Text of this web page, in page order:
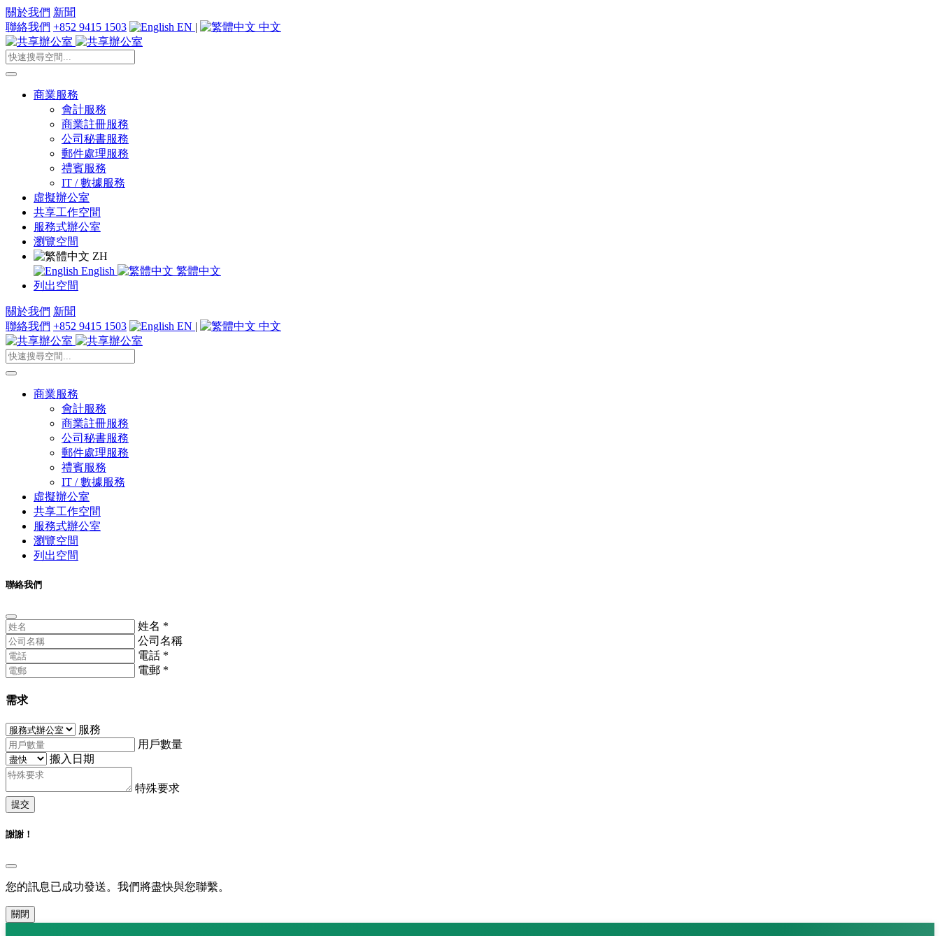
關於我們 新聞
聯絡我們 +852 9415 1503 EN | 中文
商業服務
會計服務
商業註冊服務
公司秘書服務
郵件處理服務
禮賓服務
IT / 數據服務
虛擬辦公室
共享工作空間
服務式辦公室
瀏覽空間
ZH
English
繁體中文
列出空間
關於我們 新聞
聯絡我們 +852 9415 1503 EN | 中文
商業服務
會計服務
商業註冊服務
公司秘書服務
郵件處理服務
禮賓服務
IT / 數據服務
虛擬辦公室
共享工作空間
服務式辦公室
瀏覽空間
列出空間
聯絡我們
姓名 *
公司名稱
電話 *
電郵 *
需求
服務
用戶數量
搬入日期
特殊要求
提交
謝謝！
您的訊息已成功發送。我們將盡快與您聯繫。
關閉